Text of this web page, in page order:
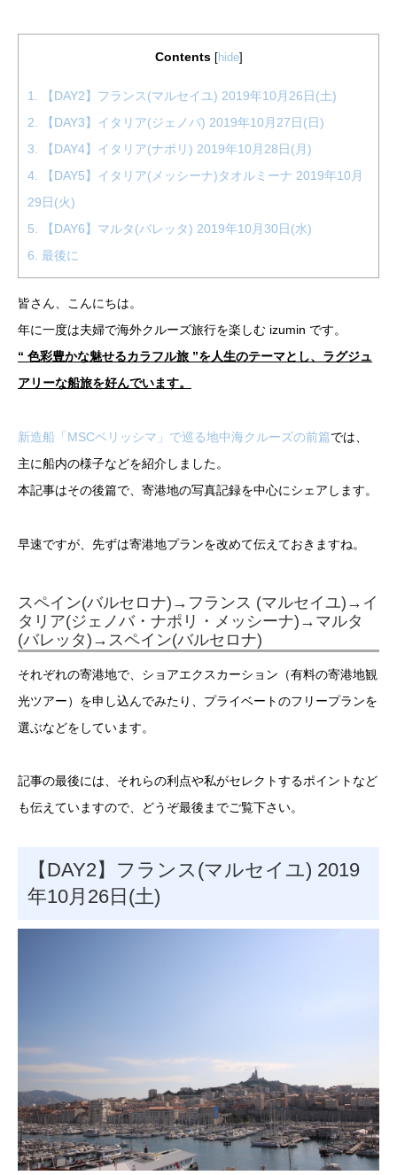
Contents hide]
1.
【DAY2】フランス(マルセイユ) 2019年10月26日(土)
2.
【DAY3】イタリア(ジェノバ) 2019年10月27日(日)
3.
【DAY4】イタリア(ナポリ) 2019年10月28日(月)
4.
【DAY5】イタリア(メッシーナ)タオルミーナ 2019年10月
29日(火)
5.
【DAY6】マルタ(バレッタ) 2019年10月30日(水)
6. 最後に
皆さん、こんにちは。
年に一度は夫婦で海外クルーズ旅行を楽しむ izumin です。
“ 色彩豊かな魅せるカラフル旅 ”を人生のテーマとし、ラグジュ
アリーな船旅を好んでいます。
新造船「MSCベリッシマ」で巡る地中海クルーズの前篇では、
主に船内の様子などを紹介しました。
本記事はその後篇で、寄港地の写真記録を中心にシェアします。
早速ですが、先ずは寄港地プランを改めて伝えておきますね。
スペイン(バルセロナ)→フランス (マルセイユ)→イ
タリア(ジェノバ・ナポリ・メッシーナ)→マルタ
(バレッタ)→スペイン(バルセロナ)
それぞれの寄港地で、ショアエクスカーション（有料の寄港地観
光ツアー）を申し込んでみたり、プライベートのフリープランを
選ぶなどをしています。
記事の最後には、それらの利点や私がセレクトするポイントなど
も伝えていますので、どうぞ最後までご覧下さい。
【DAY2】フランス(マルセイユ) 2019
年10月26日(土)